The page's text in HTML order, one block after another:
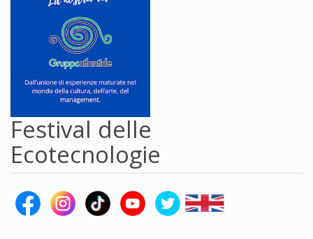
Festival delle
Ecotecnologie